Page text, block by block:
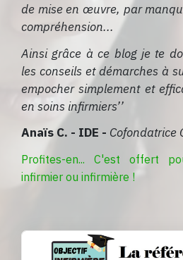
de mise en œuvre, par
compréhension...
Ainsi grâce à ce blog je te
les conseils et démarches à
empocher simplement et
en soins infirmiers’’
Anaïs C. - IDE - Cofondatrice
Profites-en... C'est offert
infirmier ou infirmière !